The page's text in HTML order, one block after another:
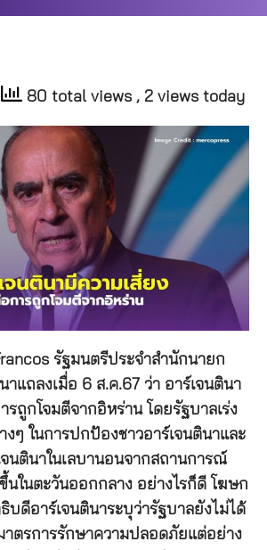
80 total views , 2 views today
รัฐมนตรีประจำสำนักนายก
าแถลงเมื่อ 6 ส.ค.67 ว่า อาร์เจนตินา
รถูกโจมตีจากอิหร่าน โดยรัฐบาลเร่ง
งๆ ในการปกป้องชาวอาร์เจนตินาและ
นตินาในเลบานอนจากสถานการณ์
นในตะวันออกกลาง อย่างไรก็ดี โฆษก
บดีอาร์เจนตินาระบุว่ารัฐบาลยังไม่ได้
าตรการรักษาความปลอดภัยแต่อย่าง